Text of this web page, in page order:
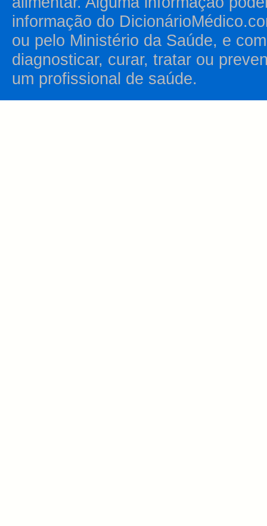
informação do
ou pelo Ministério da Saúde, e
diagnosticar, curar, tratar ou
um profissional de saúde.